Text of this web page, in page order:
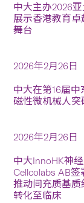
中大主办2026
展示香港教育
舞台
2026年2月26日
中大在第16届
磁性微机械人
2026年2月26日
中大InnoHK神
Cellcolabs AB
推动间充质基
转化至临床